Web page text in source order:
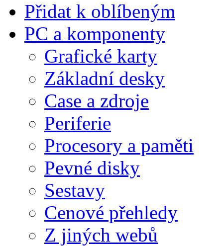
Přidat k oblíbeným
PC a komponenty
Grafické karty
Základní desky
Case a zdroje
Periferie
Procesory a paměti
Pevné disky
Sestavy
Cenové přehledy
Z jiných webů